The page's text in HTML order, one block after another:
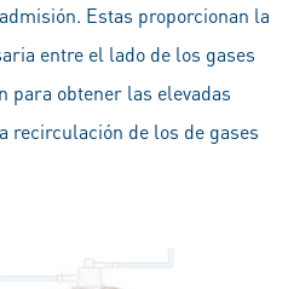
Estas proporcionan la
entre el lado de los gases
para obtener las elevadas
recirculación de los de gases